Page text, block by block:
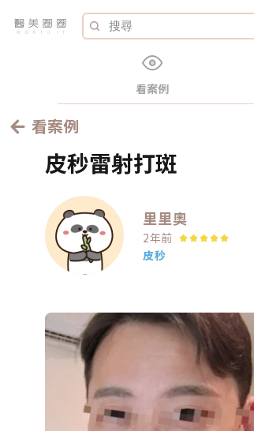
看案例
看案例
皮秒雷射打斑
里里奧
2年前
皮秒